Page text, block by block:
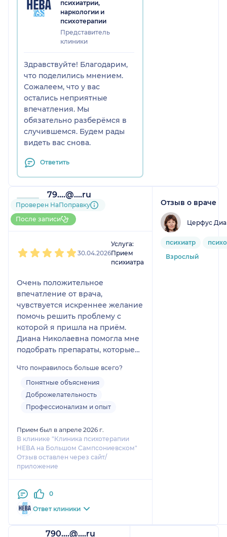
моей проблемы. И прописал мне
снотворное с эффектом
усилением аппетита. Доверия у
меня к этому врачу не осталось
психиатрии,
наркологии и
психотерапии
Представитель
клиники
Здравствуйте! Благодарим,
что поделились мнением.
Сожалеем, что у вас
остались неприятные
впечатления. Мы
обязательно разберёмся в
случившемся. Будем рады
видеть вас снова.
Ответить
79....@....ru
4 отзываи4 оценки
Больше 15 записей через
НаПоправку
Проверен НаПоправку
После записи
30.04.2026
Услуга:
Прием
психиатра
Очень положительное
впечатление от врача,
чувствуется искреннее желание
помочь решить проблему с
которой я пришла на приём.
Диана Николаевна помогла мне
подобрать препараты, которые
моё состояние. Ещё рано
говорить о том, что я ментально
здорова на все 100, но с таким
началом, я уверена, что всё
Что понравилось больше всего?
Понятные объяснения
Доброжелательность
Профессионализм и опыт
Прием был в апреле 2026 г.
В клинике "Клиника психотерапии
НЕВА на Большом Сампсониевском"
Отзыв оставлен через сайт/
приложение
0
Ответ клиники
Отзыв о враче
Церфус
психиатр
Взрослый
790....@....ru